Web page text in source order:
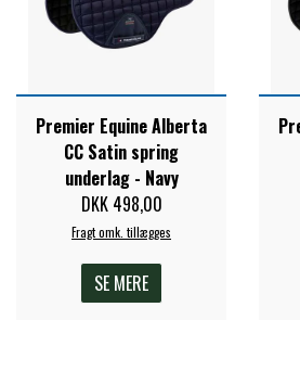
WAHLSTEN
WALDHAUSEN
Premier Equine Alberta
CC Satin spring
underlag - Navy
DKK 498,00
Fragt omk. tillægges
SE MERE